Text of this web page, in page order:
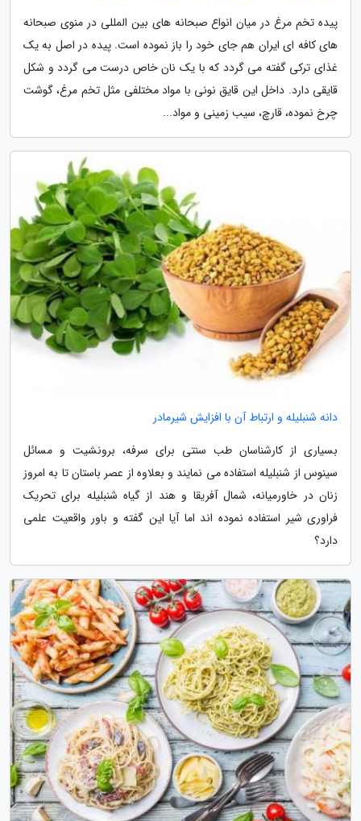
پیده تخم مرغ در میان انواع صبحانه های بین المللی در منوی صبحانه
های کافه ای ایران هم جای خود را باز نموده است. پیده در اصل به یک
غذای ترکی گفته می گردد که با یک نان خاص درست می گردد و شکل
قایقی دارد. داخل این قایق نونی با مواد مختلفی مثل تخم مرغ، گوشت
چرخ نموده، قارچ، سیب زمینی و مواد...
دانه شنبلیله و ارتباط آن با افزایش شیرمادر
بسیاری از کارشناسان طب سنتی برای سرفه، برونشیت و مسائل
سینوس از شنبلیله استفاده می نمایند و بعلاوه از عصر باستان تا به امروز
زنان در خاورمیانه، شمال آفریقا و هند از گیاه شنبلیله برای تحریک
فراوری شیر استفاده نموده اند اما آیا این گفته و باور واقعیت علمی
دارد؟